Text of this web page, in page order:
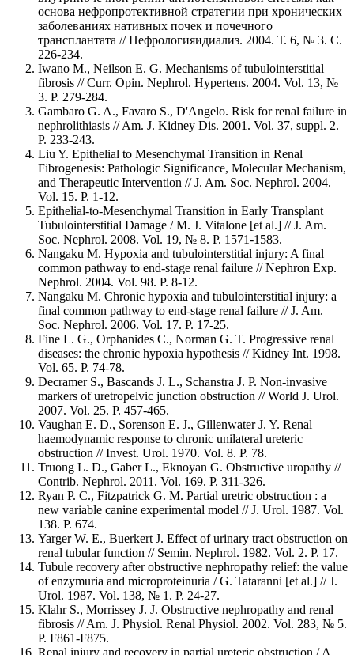
основа нефропротективной стратегии при хронических
заболеваниях нативных почек и почечного
трансплантата // Нефрологияидиализ. 2004. Т. 6, № 3. С.
226-234.
Iwano M., Neilson E. G. Mechanisms of tubulointerstitial
fibrosis // Curr. Opin. Nephrol. Hypertens. 2004. Vol. 13, №
3. P. 279-284.
Gambaro G. A., Favaro S., D'Angelo. Risk for renal failure in
nephrolithiasis // Am. J. Kidney Dis. 2001. Vol. 37, suppl. 2.
P. 233-243.
Liu Y. Epithelial to Mesenchymal Transition in Renal
Fibrogenesis: Pathologic Significance, Molecular Mechanism,
and Therapeutic Intervention // J. Am. Soc. Nephrol. 2004.
Vol. 15. P. 1-12.
Epithelial-to-Mesenchymal Transition in Early Transplant
Tubulointerstitial Damage / M. J. Vitalone [et al.] // J. Am.
Soc. Nephrol. 2008. Vol. 19, № 8. P. 1571-1583.
Nangaku M. Hypoxia and tubulointerstitial injury: A final
common pathway to end-stage renal failure // Nephron Exp.
Nephrol. 2004. Vol. 98. P. 8-12.
Nangaku M. Chronic hypoxia and tubulointerstitial injury: a
final common pathway to end-stage renal failure // J. Am.
Soc. Nephrol. 2006. Vol. 17. P. 17-25.
Fine L. G., Orphanides C., Norman G. T. Progressive renal
diseases: the chronic hypoxia hypothesis // Kidney Int. 1998.
Vol. 65. P. 74-78.
Decramer S., Bascands J. L., Schanstra J. P. Non-invasive
markers of uretropelvic junction obstruction // World J. Urol.
2007. Vol. 25. P. 457-465.
Vaughan E. D., Sorenson E. J., Gillenwater J. Y. Renal
haemodynamic response to chronic unilateral ureteric
obstruction // Invest. Urol. 1970. Vol. 8. P. 78.
Truong L. D., Gaber L., Eknoyan G. Obstructive uropathy //
Contrib. Nephrol. 2011. Vol. 169. P. 311-326.
Ryan P. C., Fitzpatrick G. M. Partial uretric obstruction : a
new variable canine experimental model // J. Urol. 1987. Vol.
138. P. 674.
Yarger W. E., Buerkert J. Effect of urinary tract obstruction on
renal tubular function // Semin. Nephrol. 1982. Vol. 2. P. 17.
Tubule recovery after obstructive nephropathy relief: the value
of enzymuria and microproteinuria / G. Tataranni [et al.] // J.
Urol. 1987. Vol. 138, № 1. P. 24-27.
Klahr S., Morrissey J. J. Obstructive nephropathy and renal
fibrosis // Am. J. Physiol. Renal Physiol. 2002. Vol. 283, № 5.
P. F861-F875.
Renal injury and recovery in partial ureteric obstruction / A.